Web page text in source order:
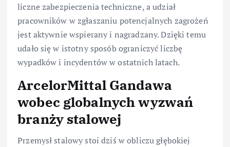
liczne zabezpieczenia techniczne, a udział
pracowników w zgłaszaniu potencjalnych zagrożeń
jest aktywnie wspierany i nagradzany. Dzięki temu
udało się w istotny sposób ograniczyć liczbę
wypadków i incydentów w ostatnich latach.
ArcelorMittal Gandawa
wobec globalnych wyzwań
branży stalowej
Przemysł stalowy stoi dziś w obliczu głębokiej